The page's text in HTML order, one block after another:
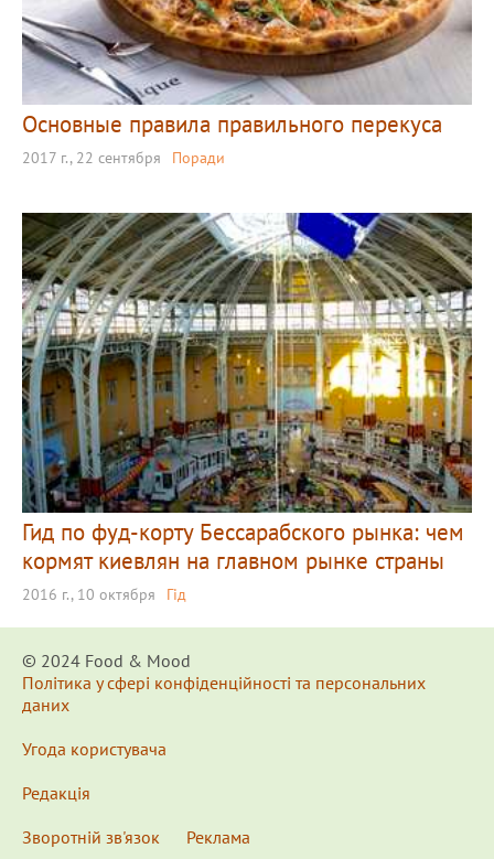
Основные правила правильного перекуса
2017 г., 22 сентября Поради
Гид по фуд-корту Бессарабского рынка: чем
кормят киевлян на главном рынке страны
2016 г., 10 октября Гід
© 2024 Food & Мood
Політика у сфері конфіденційності та персональних
даних
Угода користувача
Редакція
Зворотній зв'язок
Реклама